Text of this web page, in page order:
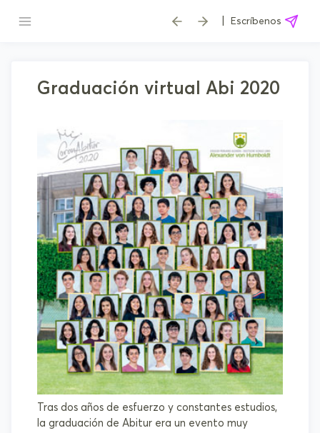
Escríbenos
Graduación virtual Abi 2020
Tras dos años de esfuerzo y constantes estudios,
la graduación de Abitur era un evento muy